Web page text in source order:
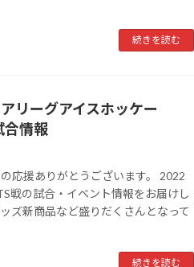
続きを読む
リーグアイスホッケー
合情報
応援ありがとうございます。 2022
戦の試合・イベント情報をお届けし
ズ新商品など盛りだくさんとなって
続きを読む